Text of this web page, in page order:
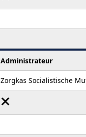
Administrateur
Zorgkas Socialistische